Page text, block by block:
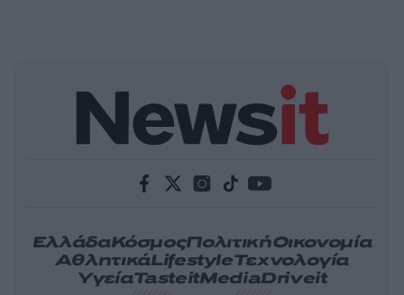
ΕλλάδαΚόσμοςΠολιτικήΟικονομία
ΑθλητικάLifestyleΤεχνολογία
ΥγείαTasteitMediaDriveit